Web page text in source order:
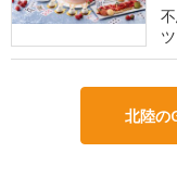
北陸の